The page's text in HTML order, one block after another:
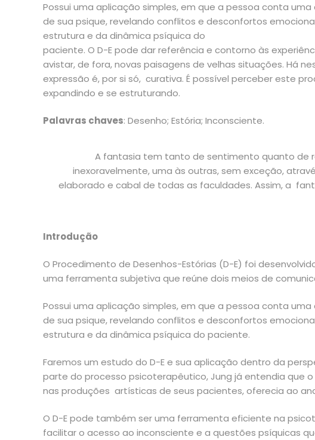
Possui uma aplicação simples, em que a pessoa conta
de sua psique, revelando conflitos e desconfortos
estrutura e da dinâmica psíquica do
paciente. O D-E pode dar referência e contorno às
avistar, de fora, novas paisagens de velhas situações. Há
expressão é, por si só, curativa. É possível perceber este
expandindo e se estruturando.
Palavras chaves: Desenho; Estória; Inconsciente.
A fantasia tem tanto de sentimento quanto de
inexoravelmente, uma às outras, sem exceção,
elaborado e cabal de todas as faculdades. Assim, a
Introdução
O Procedimento de Desenhos-Estórias (D-E) foi
uma ferramenta subjetiva que reúne dois meios de
Possui uma aplicação simples, em que a pessoa conta
de sua psique, revelando conflitos e desconfortos
estrutura e da dinâmica psíquica do paciente.
Faremos um estudo do D-E e sua aplicação dentro da
parte do processo psicoterapêutico, Jung já entendia que
nas produções artísticas de seus pacientes, oferecia ao
O D-E pode também ser uma ferramenta eficiente na
facilitar o acesso ao inconsciente e a questões psíquicas